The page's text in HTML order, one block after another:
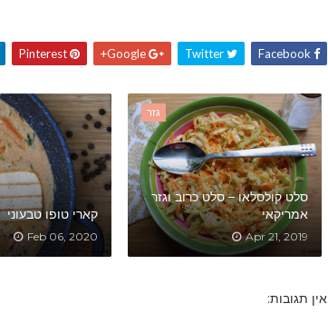
Google+
Pinterest
קארי טופו טבעוני
Feb 06, 2020
גזר
סלט קולסלאו – סלט כרוב וגזר
אמריקאי
Apr 21, 2019
אין תגובות: